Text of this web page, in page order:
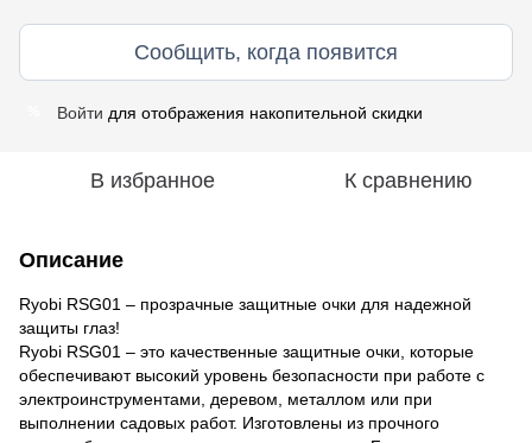
Сообщить, когда появится
Войти для отображения накопительной скидки
В избранное К сравнению
Описание
Ryobi RSG01 – прозрачные защитные очки для надежной
защиты глаз!
Ryobi RSG01 – это качественные защитные очки, которые
обеспечивают высокий уровень безопасности при работе с
электроинструментами, деревом, металлом или при
выполнении садовых работ. Изготовлены из прочного